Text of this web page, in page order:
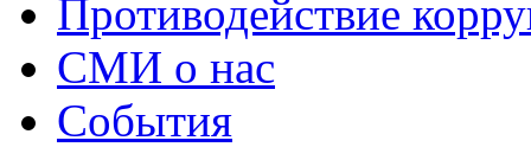
Противодействие
СМИ о нас
События